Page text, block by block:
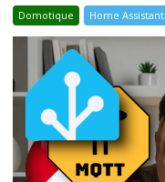
Domotique Home Assistant